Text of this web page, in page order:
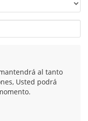
al tanto
Usted podrá